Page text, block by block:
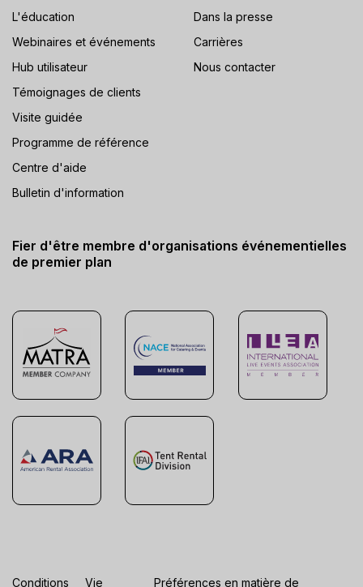
L'éducation
Webinaires et événements
Hub utilisateur
Témoignages de clients
Visite guidée
Programme de référence
Centre d'aide
Bulletin d'information
Dans la presse
Carrières
Nous contacter
Fier d'être membre d'organisations événementielles
de premier plan
Conditions Vie Préférences en matière de